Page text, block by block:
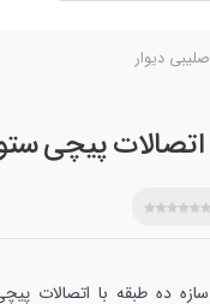
دیوار
اتصالات پیچی